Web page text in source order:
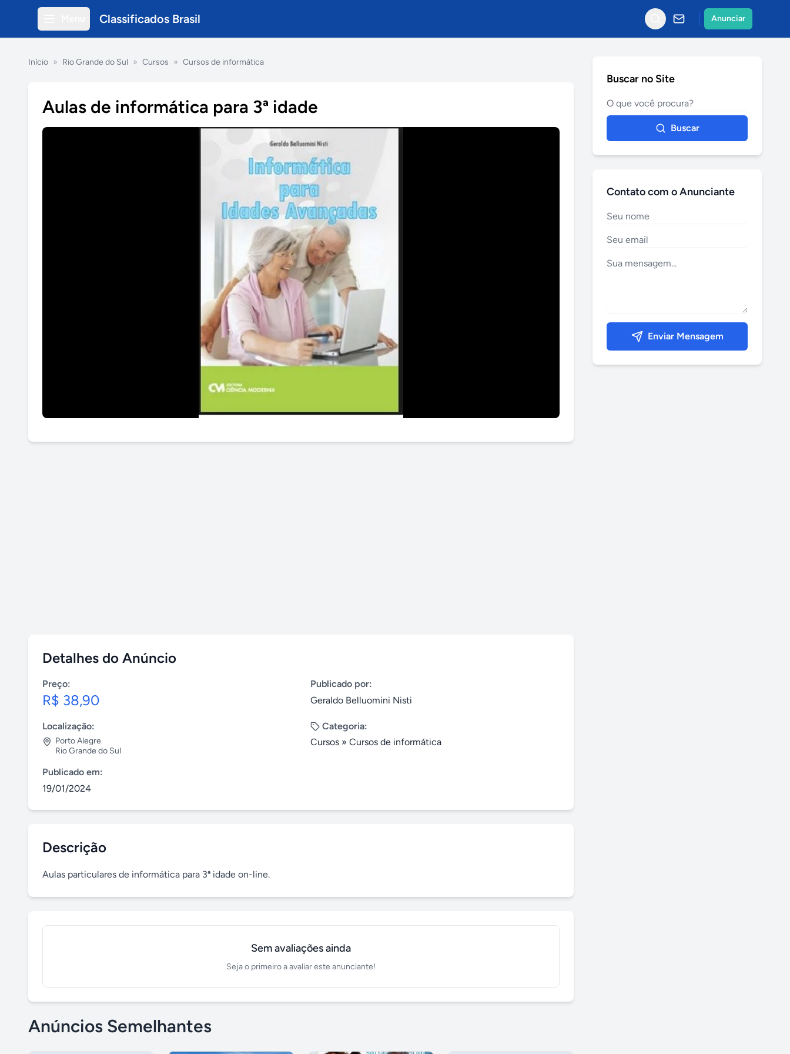
Classificados Brasil Anunciar
Início » Rio Grande do Sul » Cursos » Cursos de informática
Aulas de informática para 3ª idade
Detalhes do Anúncio
Preço:
R$ 38,90
Publicado por:
Geraldo Belluomini Nisti
Localização:
Porto Alegre
Rio Grande do Sul
Categoria:
Cursos » Cursos de informática
Publicado em:
19/01/2024
Descrição
Aulas particulares de informática para 3ª idade on-line.
Sem avaliações ainda
Seja o primeiro a avaliar este anunciante!
Anúncios Semelhantes
Buscar no Site
Buscar
Contato com o Anunciante
Enviar Mensagem